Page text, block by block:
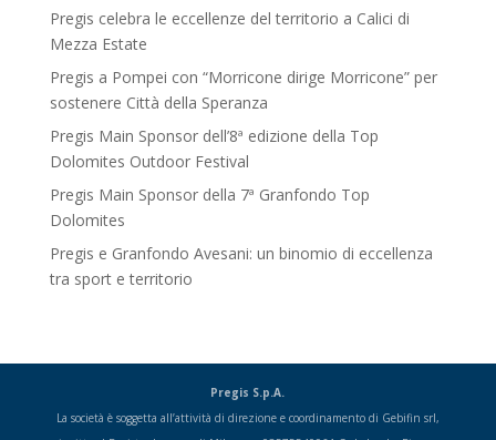
Pregis celebra le eccellenze del territorio a Calici di
Mezza Estate
Pregis a Pompei con “Morricone dirige Morricone” per
sostenere Città della Speranza
Pregis Main Sponsor dell’8ª edizione della Top
Dolomites Outdoor Festival
Pregis Main Sponsor della 7ª Granfondo Top
Dolomites
Pregis e Granfondo Avesani: un binomio di eccellenza
tra sport e territorio
Pregis S.p.A.
La società è soggetta all’attività di direzione e coordinamento di Gebifin srl,